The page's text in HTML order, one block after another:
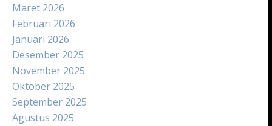
Maret 2026
Februari 2026
Januari 2026
Desember 2025
November 2025
Oktober 2025
September 2025
Agustus 2025